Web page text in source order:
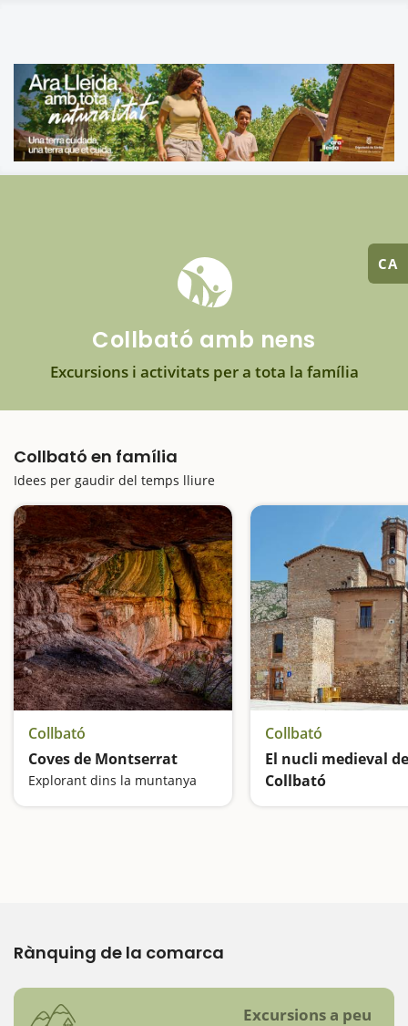
CA
Collbató amb nens
Excursions i activitats per a tota la família
Collbató en família
Idees per gaudir del temps lliure
Collbató
Coves de Montserrat
Explorant dins la muntanya
Collbató
El nucli medieval de
Collbató
Rànquing de la comarca
Excursions a peu